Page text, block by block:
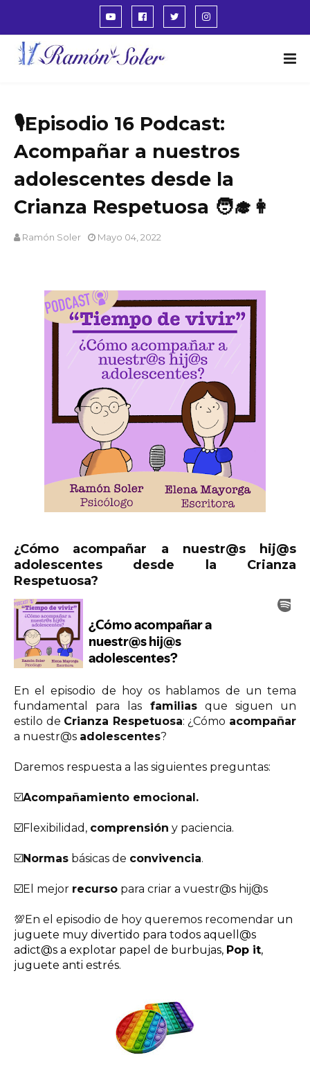
🎙️Episodio 16 Podcast:
Acompañar a nuestros
adolescentes desde la
Crianza Respetuosa 🧑‍🎓👩
Ramón Soler Mayo 04, 2022
¿Cómo acompañar a nuestr@s hij@s
adolescentes desde la Crianza
Respetuosa?
En el episodio de hoy os hablamos de un tema
fundamental para las familiasque siguen un
estilo de Crianza Respetuosa: ¿Cómo acompañar
a nuestr@s adolescentes?
Daremos respuesta a las siguientes preguntas:
☑️Acompañamiento emocional.
☑️Flexibilidad, comprensión y paciencia.
☑️Normas básicas de convivencia.
☑️El mejor recurso para criar a vuestr@s hij@s
💯En el episodio de hoy queremos recomendar un
juguete muy divertido para todos aquell@s
adict@s a explotar papel de burbujas, Pop it,
juguete anti estrés.